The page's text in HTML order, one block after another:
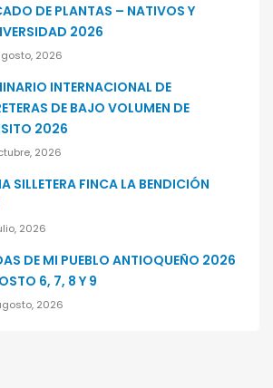
DE PLANTAS – NATIVOS Y
2026
2026
INTERNACIONAL DE
DE BAJO VOLUMEN DE
2026
2026
SILLETERA FINCA LA BENDICIÓN
2026
DE MI PUEBLO ANTIOQUEÑO 2026
6, 7, 8 Y 9
2026